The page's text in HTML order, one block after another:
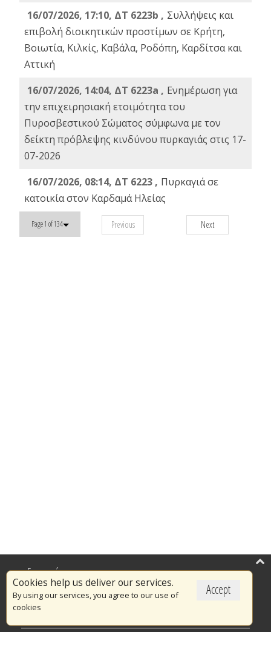
16/07/2026, 17:10, ΔΤ 6223b , Συλλήψεις και
επιβολή διοικητικών προστίμων σε Κρήτη,
Βοιωτία, Κιλκίς, Καβάλα, Ροδόπη, Καρδίτσα και
Αττική
16/07/2026, 14:04, ΔΤ 6223a , Ενημέρωση για
την επιχειρησιακή ετοιμότητα του
Πυροσβεστικού Σώματος σύμφωνα με τον
δείκτη πρόβλεψης κινδύνου πυρκαγιάς στις 17-
07-2026
16/07/2026, 08:14, ΔΤ 6223 , Πυρκαγιά σε
κατοικία στον Καρδαμά Ηλείας
Page 1 of 134 Previous Next
Accept
Cookies help us deliver our services.
By using our services, you agree to our use of
cookies
Επικαιρότητα
Το Πυροσβεστικό Σώμα